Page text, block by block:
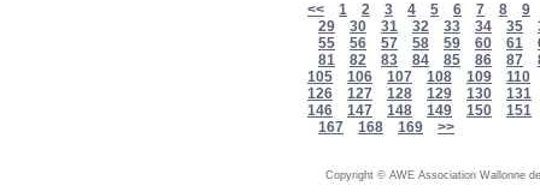
<< 1 2 3 4 5 6 7 8
9
29
30 31 32 33 34 35
55
56 57 58 59 60 61
81
82 83 84 85 86 87
105
106 107 108 109
110
126
127 128 129 130
131
146
147 148 149 150
151
167
168 169 >>
Copyright © AWE Association Wallonne